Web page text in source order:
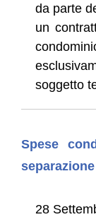
da parte
un
soggetto
Spese
28